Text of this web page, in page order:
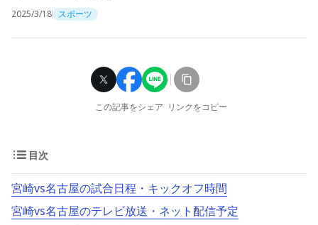
2025/3/18 スポーツ
この記事をシェア リンクをコピー
目次
宮崎vs名古屋の試合日程・キックオフ時間
宮崎vs名古屋のテレビ放送・ネット配信予定